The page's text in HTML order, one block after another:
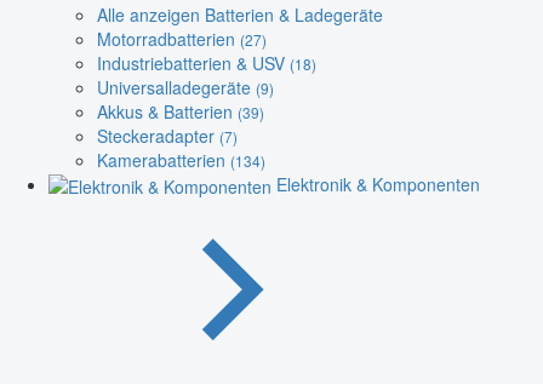
Alle anzeigen Batterien & Ladegeräte
Motorradbatterien (27)
Industriebatterien & USV (18)
Universalladegeräte (9)
Akkus & Batterien (39)
Steckeradapter (7)
Kamerabatterien (134)
Elektronik & Komponenten